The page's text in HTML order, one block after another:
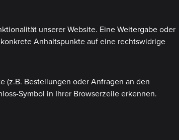
unserer Website. Eine Weitergabe oder
Anhaltspunkte auf eine rechtswidrige
(z.B. Bestellungen oder Anfragen an den
Symbol in Ihrer Browserzeile erkennen.